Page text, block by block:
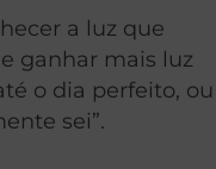
a luz que
ganhar mais luz
o dia perfeito, ou
sei”.